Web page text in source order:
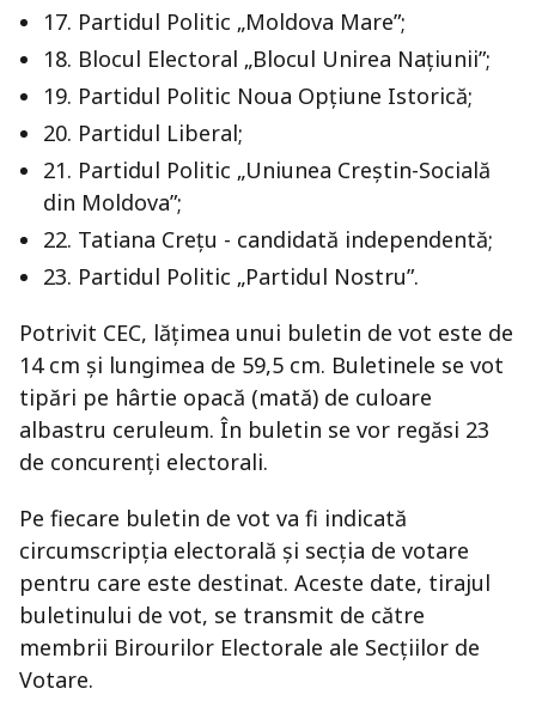
17. Partidul Politic „Moldova Mare”;
18. Blocul Electoral „Blocul Unirea Națiunii”;
19. Partidul Politic Noua Opțiune Istorică;
20. Partidul Liberal;
21. Partidul Politic „Uniunea Creștin-Socială
din Moldova”;
22. Tatiana Creţu - candidată independentă;
23. Partidul Politic „Partidul Nostru”.
Potrivit CEC, lățimea unui buletin de vot este de
14 cm și lungimea de 59,5 cm. Buletinele se vot
tipări pe hârtie opacă (mată) de culoare
albastru ceruleum. În buletin se vor regăsi 23
de concurenți electorali.
Pe fiecare buletin de vot va fi indicată
circumscripția electorală și secția de votare
pentru care este destinat. Aceste date, tirajul
buletinului de vot, se transmit de către
membrii Birourilor Electorale ale Secțiilor de
Votare.